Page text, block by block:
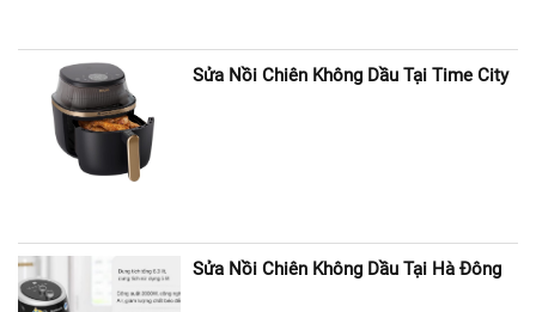
Sửa Nồi Chiên Không Dầu Tại Time City
Sửa Nồi Chiên Không Dầu Tại Hà Đông